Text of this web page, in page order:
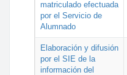
matriculado efectuada
por el Servicio de
Alumnado
Elaboración y difusión
por el SIE de la
información del